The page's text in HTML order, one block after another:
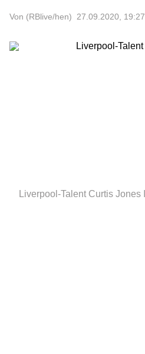
Von (RBlive/hen) 27.09.2020, 19:27
Liverpool-Talent Curtis Jones